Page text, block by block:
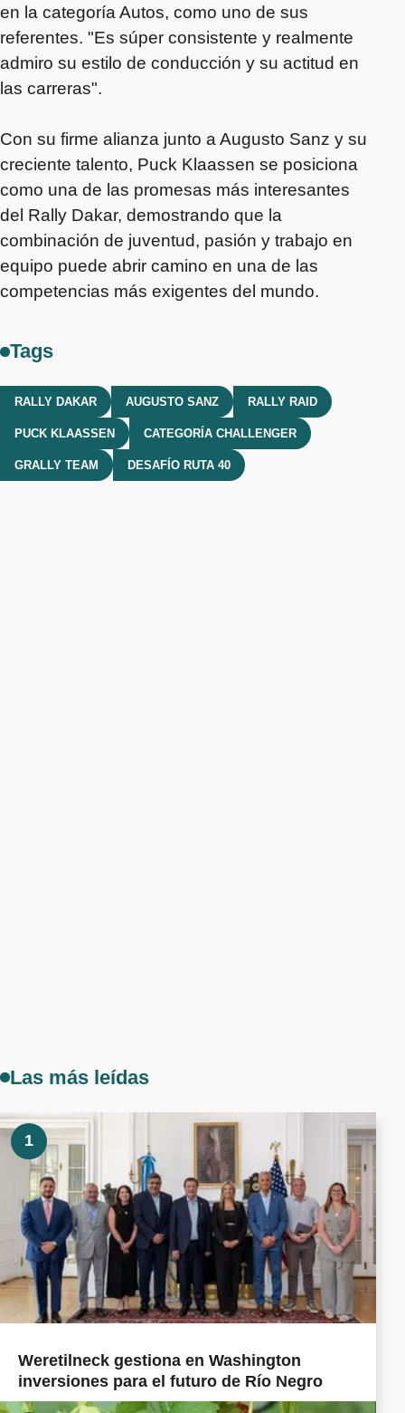
en la categoría Autos, como uno de sus
referentes. "Es súper consistente y realmente
admiro su estilo de conducción y su actitud en
las carreras".
Con su firme alianza junto a Augusto Sanz y su
creciente talento, Puck Klaassen se posiciona
como una de las promesas más interesantes
del Rally Dakar, demostrando que la
combinación de juventud, pasión y trabajo en
equipo puede abrir camino en una de las
competencias más exigentes del mundo.
Tags
RALLY DAKAR AUGUSTO SANZ RALLY RAID
PUCK KLAASSEN CATEGORÍA CHALLENGER
GRALLY TEAM DESAFÍO RUTA 40
Las más leídas
1
Weretilneck gestiona en Washington
inversiones para el futuro de Río Negro